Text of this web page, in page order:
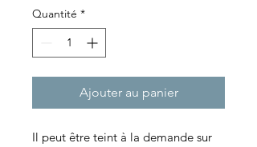
Quantité *
Ajouter au panier
Il peut être teint à la demande sur